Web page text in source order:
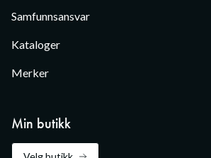
Samfunnsansvar
Kataloger
Merker
Min butikk